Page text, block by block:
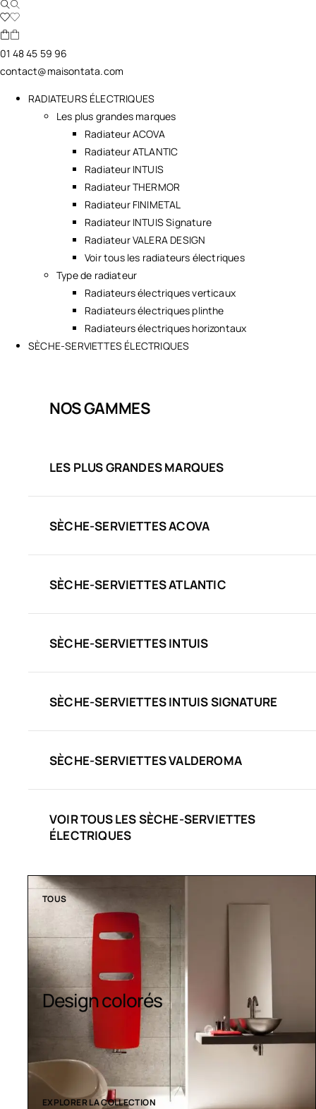
01 48 45 59 96
contact@maisontata.com
RADIATEURS ÉLECTRIQUES
Les plus grandes marques
Radiateur ACOVA
Radiateur ATLANTIC
Radiateur INTUIS
Radiateur THERMOR
Radiateur FINIMETAL
Radiateur INTUIS Signature
Radiateur VALERA DESIGN
Voir tous les radiateurs électriques
Type de radiateur
Radiateurs électriques verticaux
Radiateurs électriques plinthe
Radiateurs électriques horizontaux
SÈCHE-SERVIETTES ÉLECTRIQUES
NOS GAMMES
LES PLUS GRANDES MARQUES
SÈCHE-SERVIETTES ACOVA
SÈCHE-SERVIETTES ATLANTIC
SÈCHE-SERVIETTES INTUIS
SÈCHE-SERVIETTES INTUIS SIGNATURE
SÈCHE-SERVIETTES VALDEROMA
VOIR TOUS LES SÈCHE-SERVIETTES
ÉLECTRIQUES
TOUS
Design colorés
EXPLORER LA COLLECTION